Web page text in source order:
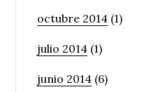
octubre 2014 (1)
julio 2014 (1)
junio 2014 (6)